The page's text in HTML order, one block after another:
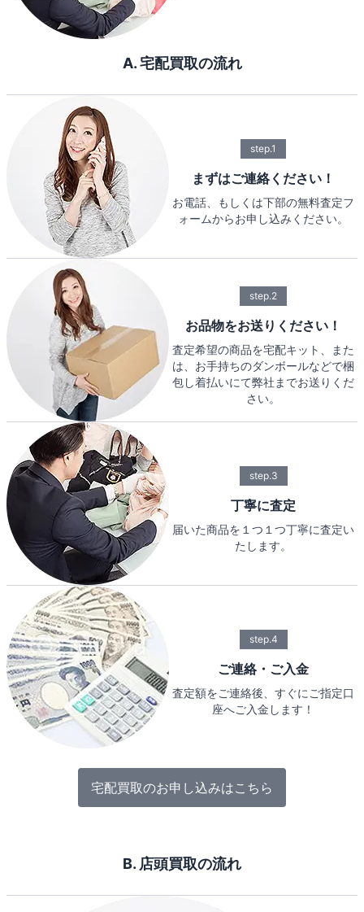
A. 宅配買取の流れ
step.1
まずはご連絡ください！
お電話、もしくは下部の無料査定フ
ォームからお申し込みください。
step.2
お品物をお送りください！
査定希望の商品を宅配キット、また
は、お手持ちのダンボールなどで梱
包し着払いにて弊社までお送りくだ
さい。
step.3
丁寧に査定
届いた商品を１つ１つ丁寧に査定い
たします。
step.4
ご連絡・ご入金
査定額をご連絡後、すぐにご指定口
座へご入金します！
宅配買取のお申し込みはこちら
B. 店頭買取の流れ